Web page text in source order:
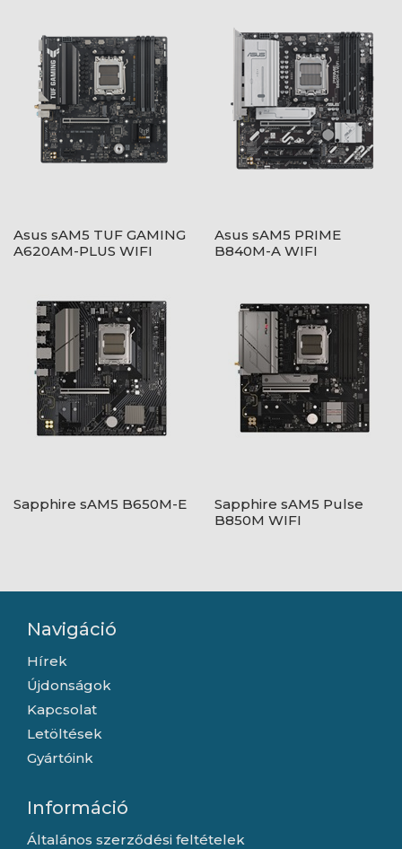
Asus sAM5 TUF GAMING
A620AM-PLUS WIFI
Asus sAM5 PRIME
B840M-A WIFI
Sapphire sAM5 B650M-E
Sapphire sAM5 Pulse
B850M WIFI
Navigáció
Hírek
Újdonságok
Kapcsolat
Letöltések
Gyártóink
Információ
Általános szerződési feltételek